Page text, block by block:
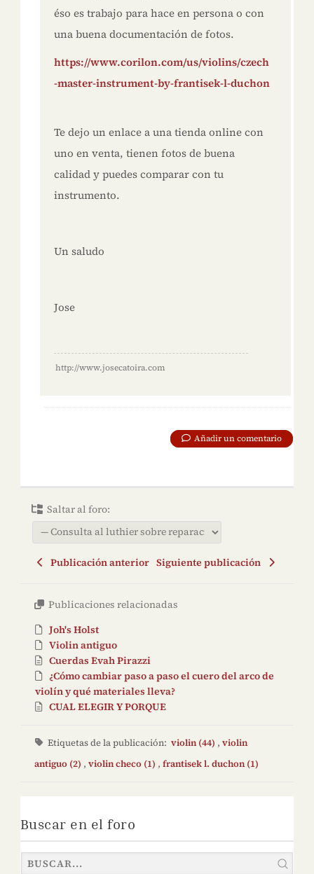
éso es trabajo para hace en persona o con
una buena documentación de fotos.
https://www.corilon.com/us/violins/czech
-master-instrument-by-frantisek-l-duchon
Te dejo un enlace a una tienda online con
uno en venta, tienen fotos de buena
calidad y puedes comparar con tu
instrumento.
Un saludo
Jose
http://www.josecatoira.com
Añadir un comentario
Saltar al foro:
Publicación anterior Siguiente publicación
Publicaciones relacionadas
Joh's Holst
Violin antiguo
Cuerdas Evah Pirazzi
¿Cómo cambiar paso a paso el cuero del arco de
violín y qué materiales lleva?
CUAL ELEGIR Y PORQUE
Etiquetas de la publicación:violin (44) , violin
antiguo (2) , violin checo (1) , frantisek l. duchon (1)
Buscar en el foro